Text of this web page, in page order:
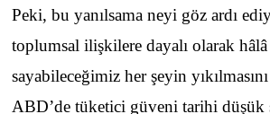
Peki, bu yanılsama neyi göz ardı
toplumsal ilişkilere dayalı olarak hâlâ
sayabileceğimiz her şeyin
ABD’de tüketici güveni tarihi düşük